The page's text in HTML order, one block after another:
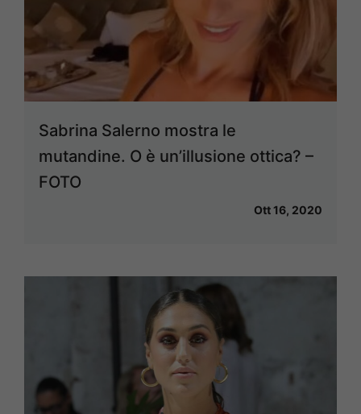
Sabrina Salerno mostra le
mutandine. O è un’illusione ottica? –
FOTO
Ott 16, 2020